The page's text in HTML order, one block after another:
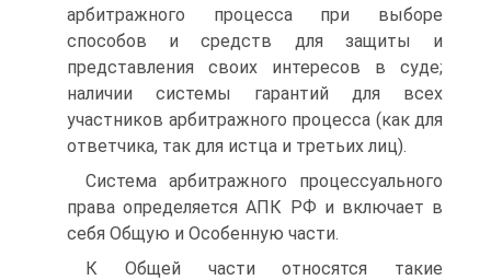
арбитражного процесса при выборе
способов и средств для защиты и
представления своих интересов в суде;
наличии системы гарантий для всех
участников арбитражного процесса (как для
ответчика, так для истца и третьих лиц).
Система арбитражного процессуального
права определяется АПК РФ и включает в
себя Общую и Особенную части.
К Общей части относятся такие